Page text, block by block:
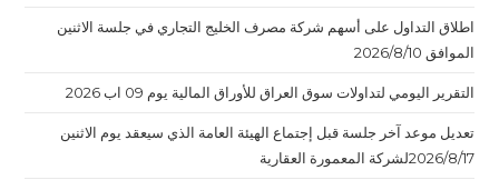
اطلاق التداول على أسهم شركة مصرف الخليج التجاري في جلسة الاثنين
الموافق 2026/8/10
التقرير اليومي لتداولات سوق العراق للأوراق المالية يوم 09 اب 2026
تعديل موعد آخر جلسة قبل إجتماع الهيئة العامة الذي سيعقد يوم الاثنين
2026/8/17لشركة المعمورة العقارية